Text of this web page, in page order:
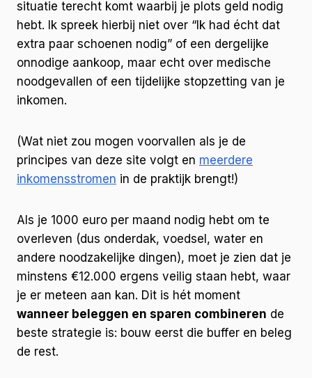
situatie terecht komt waarbij je plots geld nodig
hebt. Ik spreek hierbij niet over “Ik had écht dat
extra paar schoenen nodig” of een dergelijke
onnodige aankoop, maar echt over medische
noodgevallen of een tijdelijke stopzetting van je
inkomen.
(Wat niet zou mogen voorvallen als je de
principes van deze site volgt en meerdere
inkomensstromen in de praktijk brengt!)
Als je 1000 euro per maand nodig hebt om te
overleven (dus onderdak, voedsel, water en
andere noodzakelijke dingen), moet je zien dat je
minstens €12.000 ergens veilig staan hebt, waar
je er meteen aan kan. Dit is hét moment
wanneer beleggen en sparen combineren de
beste strategie is: bouw eerst die buffer en beleg
de rest.